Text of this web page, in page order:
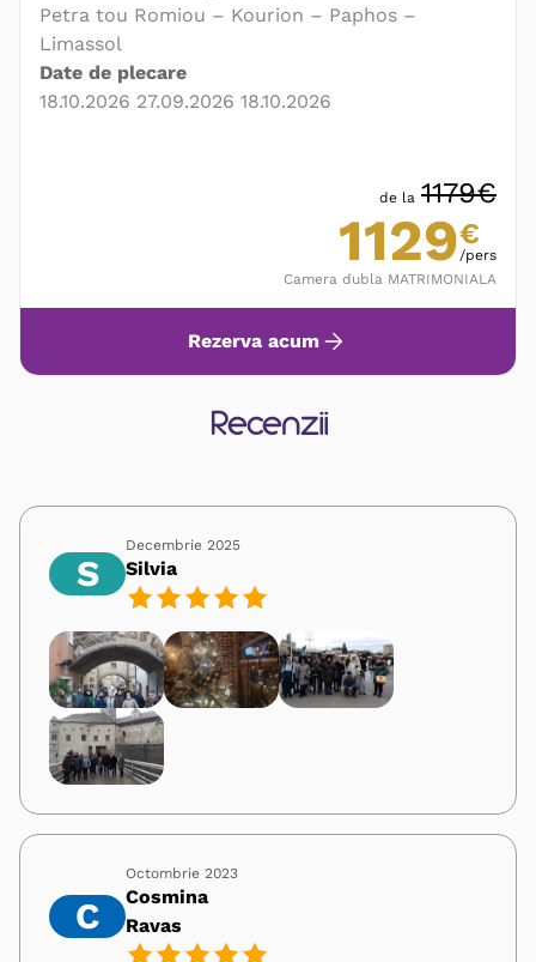
Petra tou Romiou – Kourion – Paphos –
Limassol
Date de plecare
18.10.2026 27.09.2026 18.10.2026
de la 1179€
1129€
/pers
Camera dubla MATRIMONIALA
Rezerva acum
Recenzii
S
Decembrie 2025
Silvia
C
Octombrie 2023
Cosmina
Ravas